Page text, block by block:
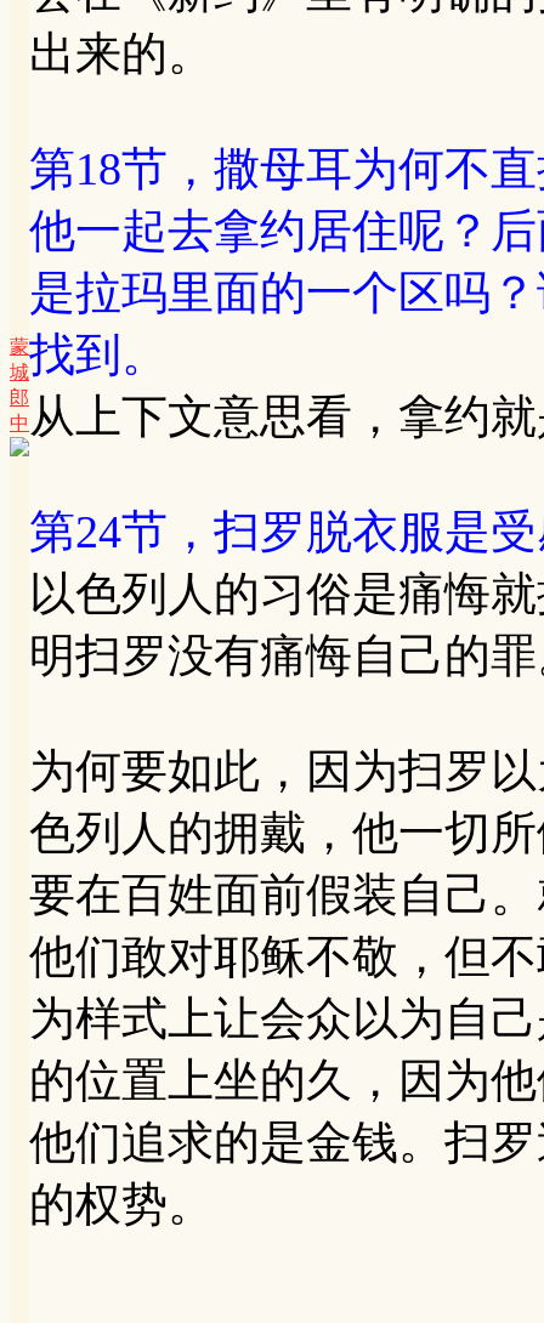
蒙
城
郎
中
出来的。
第18节，撒母耳为何不
他一起去拿约居住呢？
是拉玛里面的一个区吗
找到。
从上下文意思看，拿约
第24节，扫罗脱衣服是
以色列人的习俗是痛悔
明扫罗没有痛悔自己的
为何要如此，因为扫罗
色列人的拥戴，他一切
要在百姓面前假装自己
他们敢对耶稣不敬，但
为样式上让会众以为自
的位置上坐的久，因为
他们追求的是金钱。扫
的权势。